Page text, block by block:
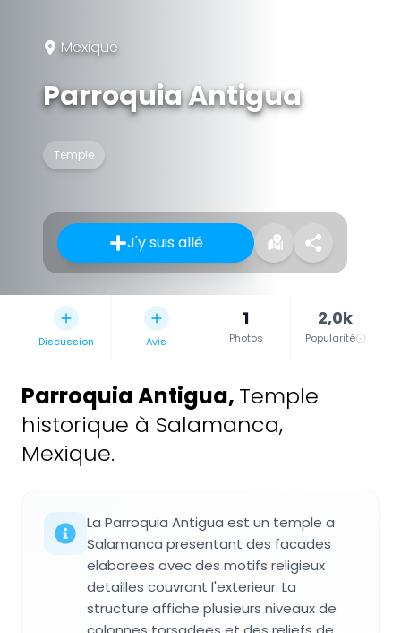
Mexique
Parroquia Antigua
Temple
J'y suis allé
Discussion Avis
1
Photos
2,0k
Popularité
Parroquia Antigua, Temple
historique à Salamanca,
Mexique.
La Parroquia Antigua est un temple a
Salamanca presentant des facades
elaborees avec des motifs religieux
detailles couvrant l'exterieur. La
structure affiche plusieurs niveaux de